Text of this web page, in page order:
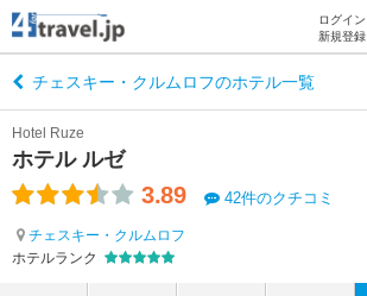
ログイン
新規登録
チェスキー・クルムロフのホテル一覧
ホテル ルゼ
Hotel Ruze
3.89 42件のクチコミ
チェスキー・クルムロフ
ホテルランク